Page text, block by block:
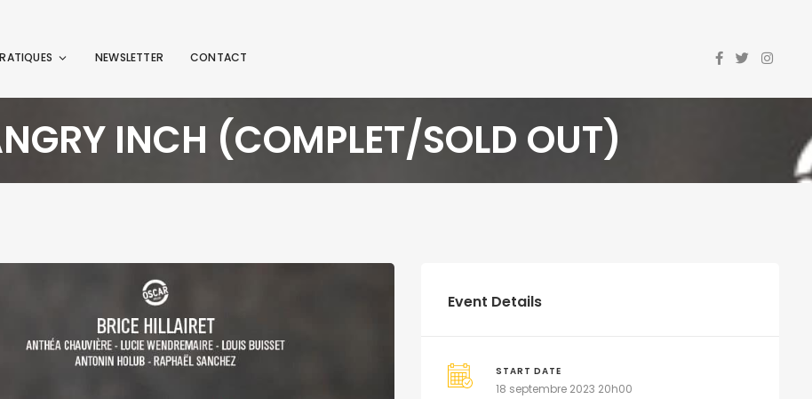
NEWSLETTER CONTACT
INCH (COMPLET/SOLD OUT)
Event Details
START DATE
18 septembre 2023 20h00